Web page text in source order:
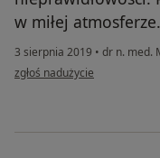
w miłej
3 sierpnia 2019 • dr n. med.
w opinii użytkownika
zgłoś nadużycie